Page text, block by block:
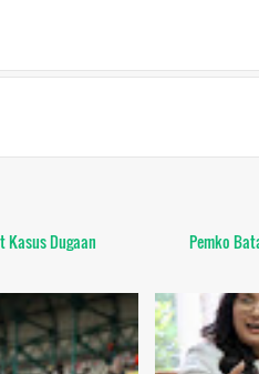
Kasus Dugaan
Pemko